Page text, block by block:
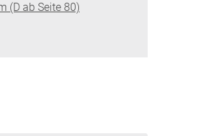
(D ab Seite 80)